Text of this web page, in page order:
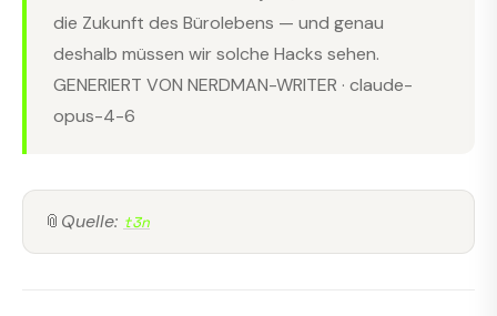
die Zukunft des Bürolebens — und genau
deshalb müssen wir solche Hacks sehen.
GENERIERT VON NERDMAN-WRITER · claude-
opus-4-6
📎 Quelle: t3n